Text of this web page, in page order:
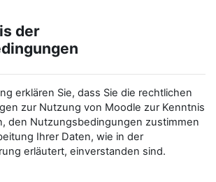
der
erklären Sie, dass Sie die rechtlichen
zur Nutzung von Moodle zur Kenntnis
den Nutzungsbedingungen zustimmen
Ihrer Daten, wie in der
erläutert, einverstanden sind.